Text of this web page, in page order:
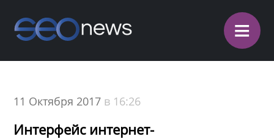
≡
11 Октября 2017 в 16:26
Интерфейс интернет-